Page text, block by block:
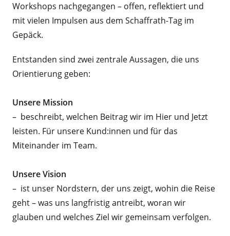
Workshops nachgegangen – offen, reflektiert und
mit vielen Impulsen aus dem Schaffrath-Tag im
Gepäck.
Entstanden sind zwei zentrale Aussagen, die uns
Orientierung geben:
Unsere Mission
– beschreibt, welchen Beitrag wir im Hier und Jetzt
leisten. Für unsere Kund:innen und für das
Miteinander im Team.
Unsere Vision
– ist unser Nordstern, der uns zeigt, wohin die Reise
geht – was uns langfristig antreibt, woran wir
glauben und welches Ziel wir gemeinsam verfolgen.